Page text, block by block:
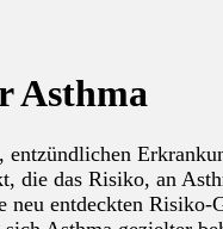
Asthma
die das Risiko, an
entdeckten